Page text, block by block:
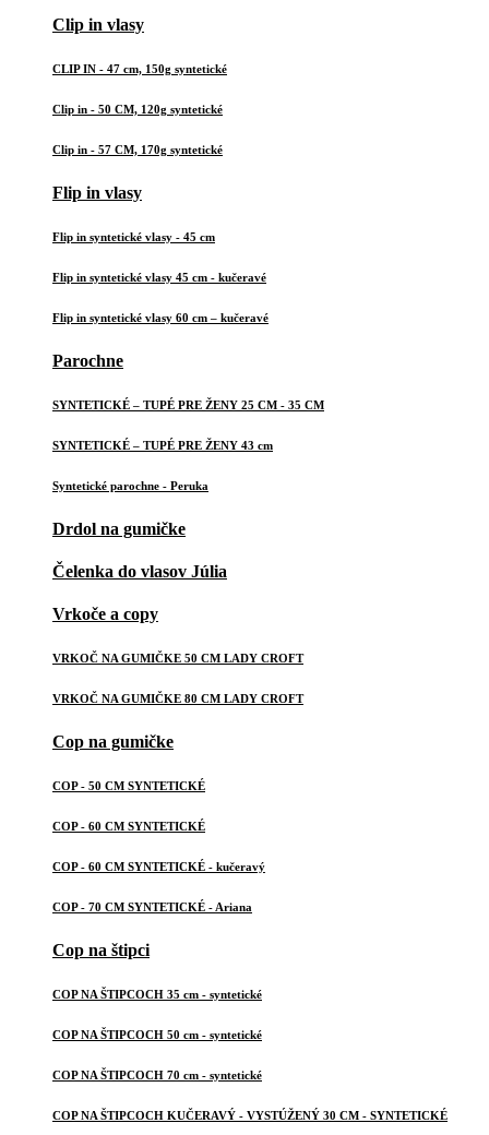
Clip in vlasy
CLIP IN - 47 cm, 150g syntetické
Clip in - 50 CM, 120g syntetické
Clip in - 57 CM, 170g syntetické
Flip in vlasy
Flip in syntetické vlasy - 45 cm
Flip in syntetické vlasy 45 cm - kučeravé
Flip in syntetické vlasy 60 cm – kučeravé
Parochne
SYNTETICKÉ – TUPÉ PRE ŽENY 25 CM - 35 CM
SYNTETICKÉ – TUPÉ PRE ŽENY 43 cm
Syntetické parochne - Peruka
Drdol na gumičke
Čelenka do vlasov Júlia
Vrkoče a copy
VRKOČ NA GUMIČKE 50 CM LADY CROFT
VRKOČ NA GUMIČKE 80 CM LADY CROFT
Cop na gumičke
COP - 50 CM SYNTETICKÉ
COP - 60 CM SYNTETICKÉ
COP - 60 CM SYNTETICKÉ - kučeravý
COP - 70 CM SYNTETICKÉ - Ariana
Cop na štipci
COP NA ŠTIPCOCH 35 cm - syntetické
COP NA ŠTIPCOCH 50 cm - syntetické
COP NA ŠTIPCOCH 70 cm - syntetické
COP NA ŠTIPCOCH KUČERAVÝ - VYSTÚŽENÝ 30 CM - SYNTETICKÉ